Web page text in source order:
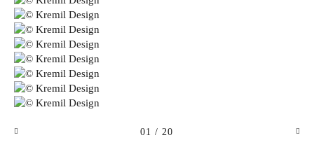
01 / 20